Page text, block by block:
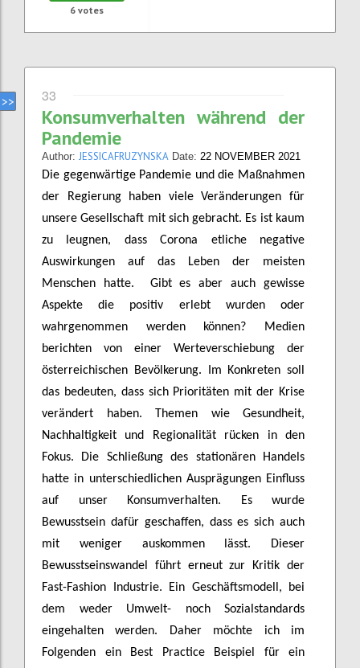
6 votes
33
Konsumverhalten während der
Pandemie
Author: JESSICAFRUZYNSKA Date: 22 NOVEMBER 2021
Die gegenwärtige Pandemie und die Maßnahmen
der Regierung haben viele Veränderungen für
unsere Gesellschaft mit sich gebracht. Es ist kaum
zu leugnen, dass Corona etliche negative
Auswirkungen auf das Leben der meisten
Menschen hatte. Gibt es aber auch gewisse
Aspekte die positiv erlebt wurden oder
wahrgenommen werden können? Medien
berichten von einer Werteverschiebung der
österreichischen Bevölkerung. Im Konkreten soll
das bedeuten, dass sich Prioritäten mit der Krise
verändert haben. Themen wie Gesundheit,
Nachhaltigkeit und Regionalität rücken in den
Fokus. Die Schließung des stationären Handels
hatte in unterschiedlichen Ausprägungen Einfluss
auf unser Konsumverhalten. Es wurde
Bewusstsein dafür geschaffen, dass es sich auch
mit weniger auskommen lässt. Dieser
Bewusstseinswandel führt erneut zur Kritik der
Fast-Fashion Industrie. Ein Geschäftsmodell, bei
dem weder Umwelt- noch Sozialstandards
eingehalten werden. Daher möchte ich im
Folgenden ein Best Practice Beispiel für ein